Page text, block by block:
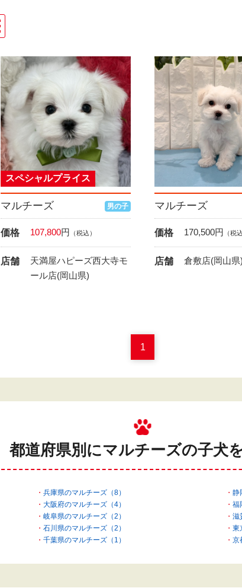
マルチーズ 男の子
スペシャルプライス
価格 107,800円 （税込）
店舗
天満屋ハピーズ西大寺モ
ール店(岡山県)
マルチーズ
価格 170,500円 （税
店舗 倉敷店(岡山県)
1
都道府県別にマルチーズの子犬
兵庫県のマルチーズ（8）
静
大阪府のマルチーズ（4）
福
岐阜県のマルチーズ（2）
滋
石川県のマルチーズ（2）
東
千葉県のマルチーズ（1） 京